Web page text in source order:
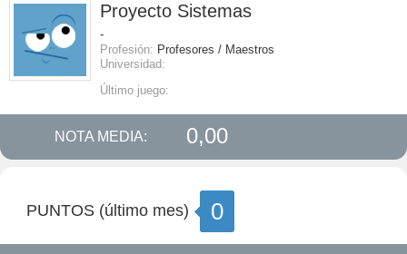
Proyecto Sistemas
-
Profesión: Profesores / Maestros
Universidad:
Último juego:
NOTA MEDIA: 0,00
PUNTOS (último mes) 0